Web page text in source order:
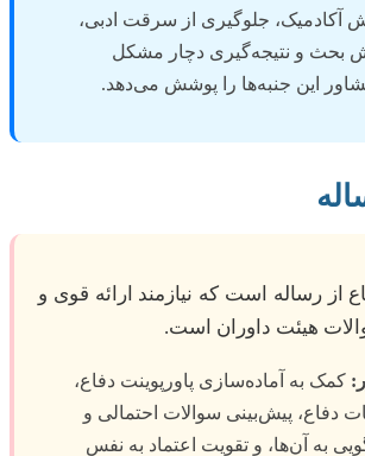
آکادمیک، جلوگیری از سرقت ادبی،
بحث و نتیجه‌گیری دچار مشکل
این جنبه‌ها را پوشش می‌دهد.
از رساله است که نیازمند ارائه قوی و
هیئت داوران است.
کمک به آماده‌سازی پاورپوینت دفاع،
دفاع، پیش‌بینی سوالات احتمالی و
به آن‌ها، و تقویت اعتماد به نفس